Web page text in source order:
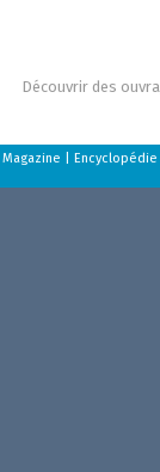
Découvrir des
Magazine Encyclopédie